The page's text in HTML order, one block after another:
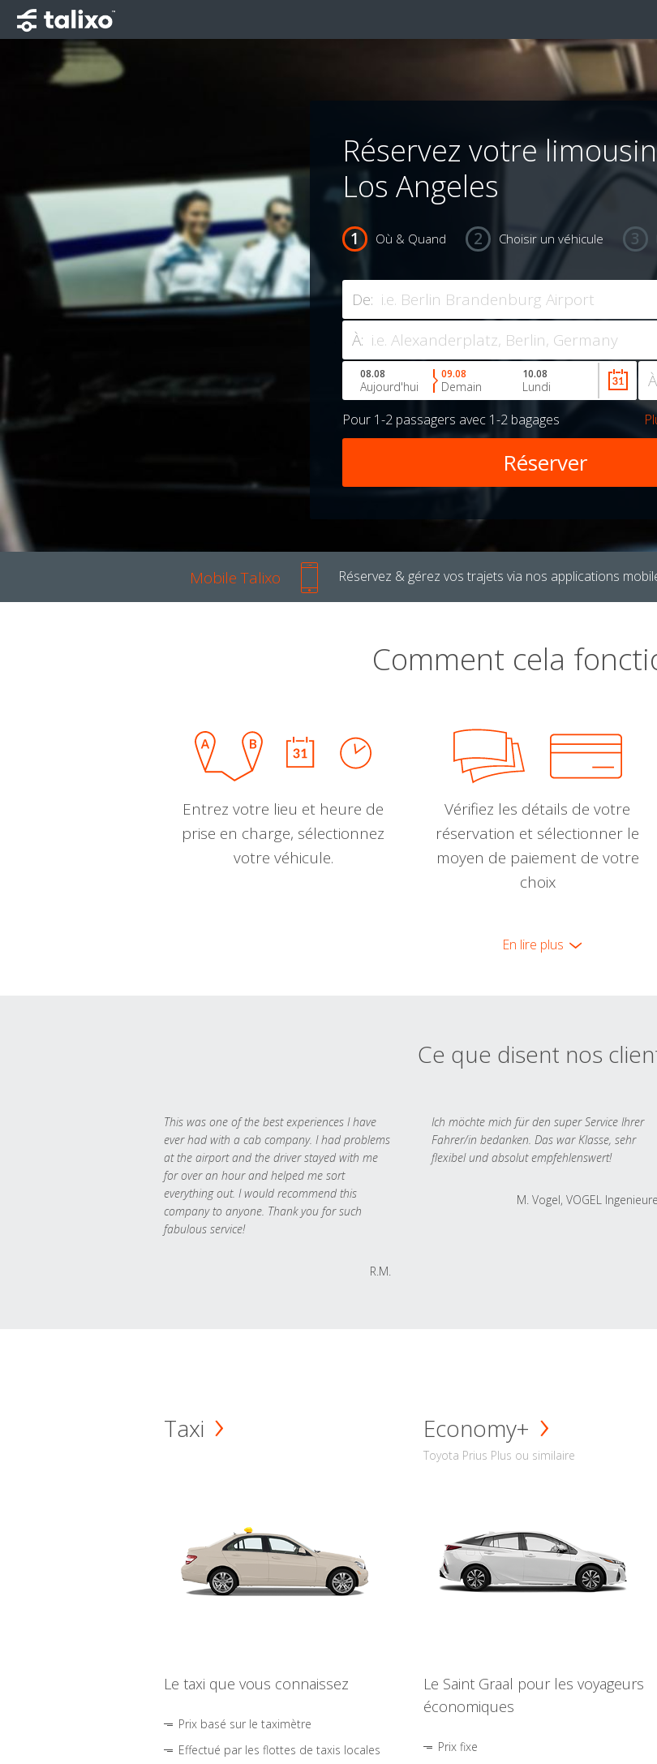
Réservez votre
Los Angeles
Où & Quand Choisir un véhicule
De:
À:
08.08
Aujourd'hui
09.08
Demain
10.08
Lundi
Pour 1-2 passagers avec 1-2 bagages
Mobile Talixo Réservez & gérez vos trajets via nos applications
Comment cela
Entrez votre lieu et heure de
prise en charge, sélectionnez
votre véhicule.
Vérifiez les détails de votre
réservation et sélectionner le
moyen de paiement de votre
choix
En lire plus
Ce que disent nos
This was one of the best experiences I have
ever had with a cab company. I had problems
at the airport and the driver stayed with me
for over an hour and helped me sort
everything out. I would recommend this
company to anyone. Thank you for such
fabulous service!
R.M.
Ich möchte mich für den super Service Ihrer
Fahrer/in bedanken. Das war Klasse, sehr
flexibel und absolut empfehlenswert!
M. Vogel, VOGEL Ingenieure
Taxi
Le taxi que vous connaissez
Prix basé sur le taximètre
Effectué par les flottes de taxis locales
Economy+
Toyota Prius Plus ou similaire
Le Saint Graal pour les voyageurs
économiques
Prix fixe